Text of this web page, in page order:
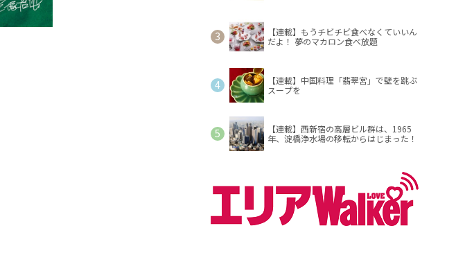
【連載】もうチビチビ食べなくていいん
だよ！ 夢のマカロン食べ放題
【連載】中国料理「翡翠宮」で壁を跳ぶ
スープを
【連載】西新宿の高層ビル群は、1965
年、淀橋浄水場の移転からはじまった！